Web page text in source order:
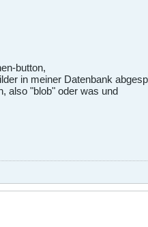
button,
in meiner Datenbank
also "blob" oder was und